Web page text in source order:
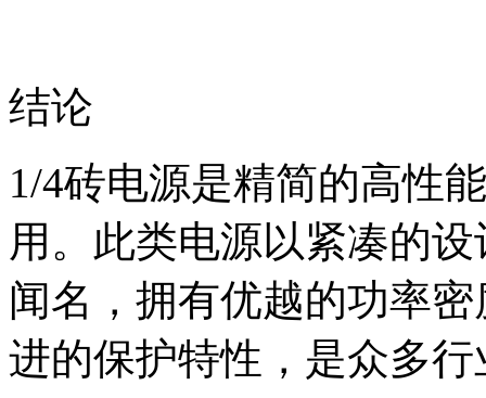
结论
1/4砖电源是精简的高性
用。此类电源以紧凑的
闻名，拥有优越的功率
进的保护特性，是众多